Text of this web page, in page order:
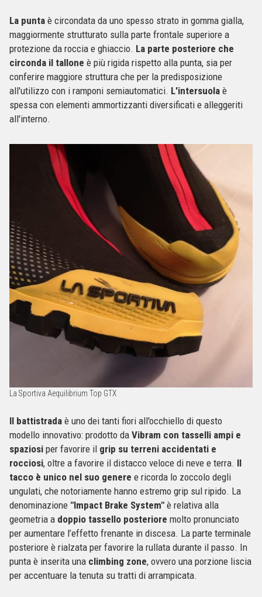
La punta è circondata da uno spesso strato in gomma gialla,
maggiormente strutturato sulla parte frontale superiore a
protezione da roccia e ghiaccio. La parte posteriore che
circonda il tallone è più rigida rispetto alla punta, sia per
conferire maggiore struttura che per la predisposizione
all'utilizzo con i ramponi semiautomatici. L'intersuola è
spessa con elementi ammortizzanti diversificati e alleggeriti
all'interno.
La Sportiva Aequilibrium Top GTX
Il battistrada è uno dei tanti fiori all'occhiello di questo
modello innovativo: prodotto da Vibram con tasselli ampi e
spaziosi per favorire il grip su terreni accidentati e
rocciosi, oltre a favorire il distacco veloce di neve e terra. Il
tacco è unico nel suo genere e ricorda lo zoccolo degli
ungulati, che notoriamente hanno estremo grip sul ripido. La
denominazione "Impact Brake System" è relativa alla
geometria a doppio tassello posteriore molto pronunciato
per aumentare l’effetto frenante in discesa. La parte terminale
posteriore è rialzata per favorire la rullata durante il passo. In
punta è inserita una climbing zone, ovvero una porzione liscia
per accentuare la tenuta su tratti di arrampicata.